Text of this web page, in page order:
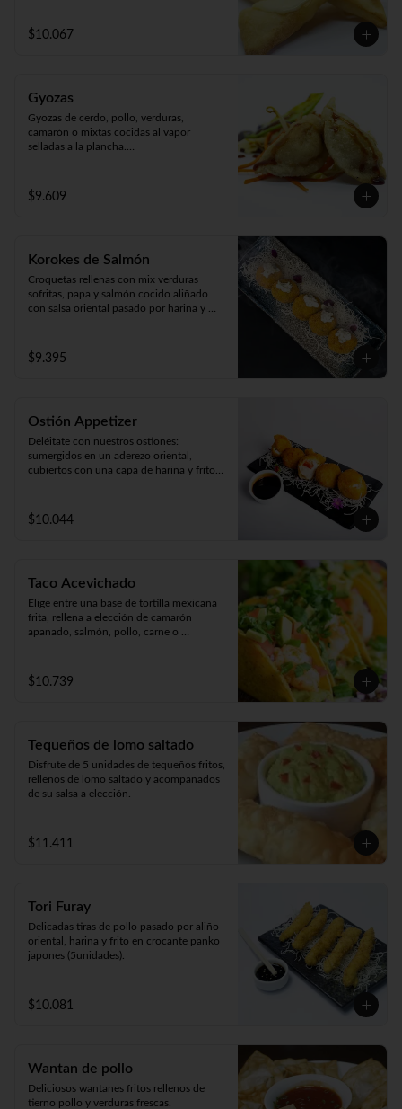
$10.067
Gyozas
Gyozas de cerdo, pollo, verduras,
camarón o mixtas cocidas al vapor
selladas a la plancha.
$9.609
Korokes de Salmón
Croquetas rellenas con mix verduras
sofritas, papa y salmón cocido aliñado
con salsa oriental pasado por harina y
(5unidades).
$9.395
Ostión Appetizer
Deléitate con nuestros ostiones:
sumergidos en un aderezo oriental,
cubiertos con una capa de harina y fritos
cinco unidades repletas de sabor!
$10.044
Taco Acevichado
Elige entre una base de tortilla mexicana
frita, rellena a elección de camarón
apanado, salmón, pollo, carne o
acevichada. 2 unidades.
$10.739
Tequeños de lomo saltado
Disfrute de 5 unidades de tequeños fritos,
rellenos de lomo saltado y acompañados
de su salsa a elección.
$11.411
Tori Furay
Delicadas tiras de pollo pasado por aliño
oriental, harina y frito en crocante panko
japones (5unidades).
$10.081
Wantan de pollo
Deliciosos wantanes fritos rellenos de
tierno pollo y verduras frescas.